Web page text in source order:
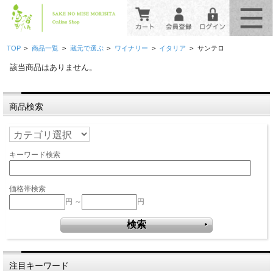
TOP > 商品一覧 > 蔵元で選ぶ > ワイナリー > イタリア > サンテロ
該当商品はありません。
商品検索
キーワード検索
価格帯検索
円 ～
円
注目キーワード